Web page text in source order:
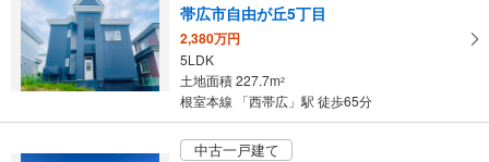
イ
ー
ジ
帯広市自由が丘5丁目
2,380万円
5LDK
土地面積 227.7m2
根室本線 「西帯広」駅 徒歩65分
中古一戸建て